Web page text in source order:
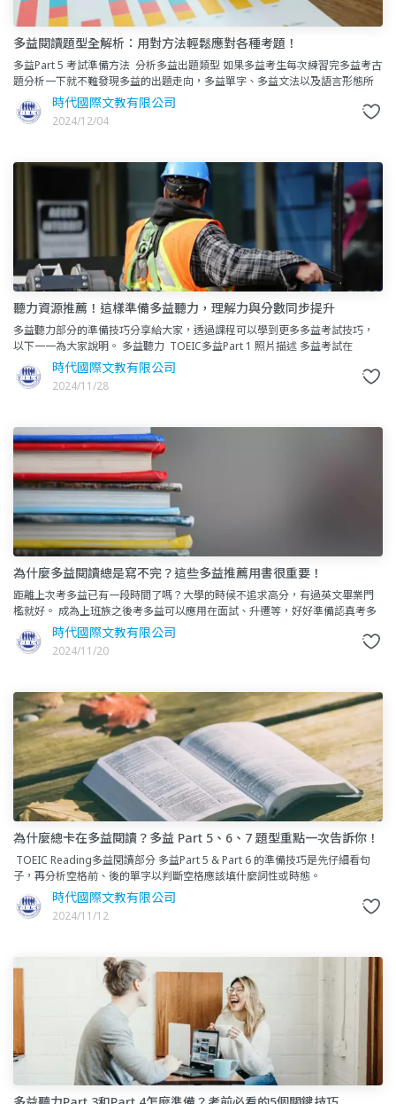
多益閱讀題型全解析：用對方法輕鬆應對各種考題！
多益Part 5 考試準備方法 分析多益出題類型 如果多益考生每次練習完多益考古
題分析一下就不難發現多益的出題走向，多益單字、多益文法以及語言形態所
占的出題比例其實是差
時代國際文教有限公司
2024/12/04
聽力資源推薦！這樣準備多益聽力，理解力與分數同步提升
多益聽力部分的準備技巧分享給大家，透過課程可以學到更多多益考試技巧，
以下一一為大家說明。 多益聽力 TOEIC多益Part 1 照片描述 多益考試在
時代國際文教有限公司
2024/11/28
為什麼多益閱讀總是寫不完？這些多益推薦用書很重要！
距離上次考多益已有一段時間了嗎？大學的時候不追求高分，有過英文畢業門
檻就好。 成為上班族之後考多益可以應用在面試、升遷等，好好準備認真考多
益真的是利大於弊！ 接下來這篇多益考試技巧
時代國際文教有限公司
2024/11/20
為什麼總卡在多益閱讀？多益 Part 5、6、7 題型重點一次告訴你！
考前準備不慌不忙！
TOEIC Reading多益閱讀部分 多益Part 5 & Part 6 的準備技巧是先仔細看句
子，再分析空格前、後的單字以判斷空格應該填什麼詞性或時態。
時代國際文教有限公司
2024/11/12